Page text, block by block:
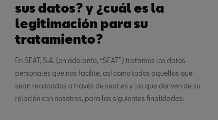
sus datos? y ¿cuál es la
legitimación para su
tratamiento?
En SEAT, S.A. (en adelante, “SEAT”) tratamos los datos
personales que nos facilite, así como todos aquellos que
sean recabados a través de seat.es y los que deriven de su
relación con nosotros, para las siguientes finalidades: